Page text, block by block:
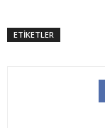
ETİKETLER